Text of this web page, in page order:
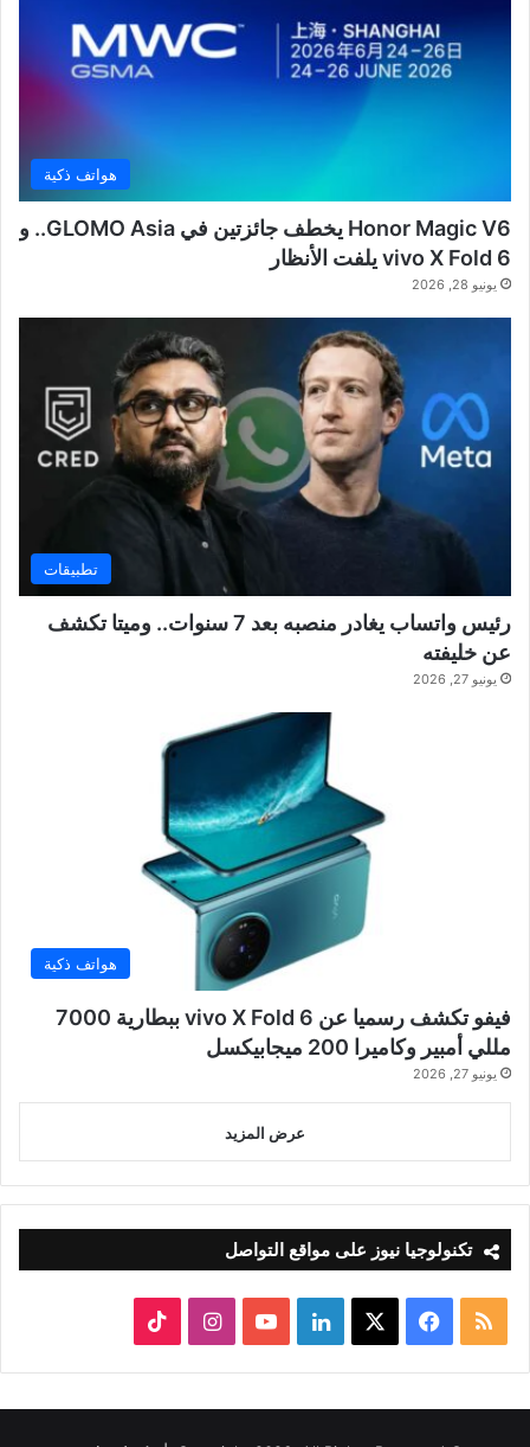
هواتف ذكية
Honor Magic V6 يخطف جائزتين في GLOMO Asia.. و
vivo X Fold 6 يلفت الأنظار
يونيو 28, 2026
تطبيقات
رئيس واتساب يغادر منصبه بعد 7 سنوات.. وميتا تكشف
عن خليفته
يونيو 27, 2026
هواتف ذكية
فيفو تكشف رسميا عن vivo X Fold 6 ببطارية 7000
مللي أمبير وكاميرا 200 ميجابيكسل
يونيو 27, 2026
عرض المزيد
تكنولوجيا نيوز على مواقع التواصل
ملخص
الموقع
RSS
فيسبوك لينكدإن‫YouTubeانستقرام